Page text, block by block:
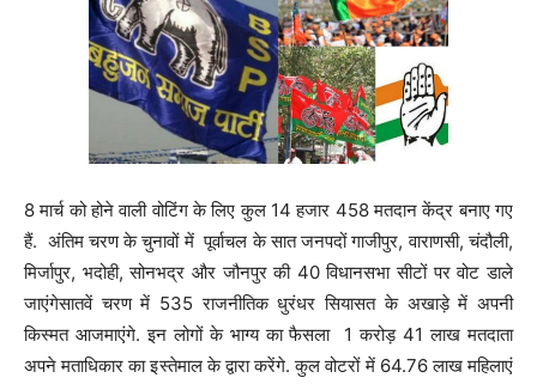
8 मार्च को होने वाली वोटिंग के लिए कुल 14 हजार 458 मतदान केंद्र बनाए गए
हैं. अंतिम चरण के चुनावों में पूर्वाचल के सात जनपदों गाजीपुर, वाराणसी, चंदौली,
मिर्जापुर, भदोही, सोनभद्र और जौनपुर की 40 विधानसभा सीटों पर वोट डाले
जाएंगेसातवें चरण में 535 राजनीतिक धुरंधर सियासत के अखाड़े में अपनी
किस्मत आजमाएंगे. इन लोगों के भाग्य का फैसला 1 करोड़ 41 लाख मतदाता
अपने मताधिकार का इस्तेमाल के द्वारा करेंगे. कुल वोटरों में 64.76 लाख महिलाएं